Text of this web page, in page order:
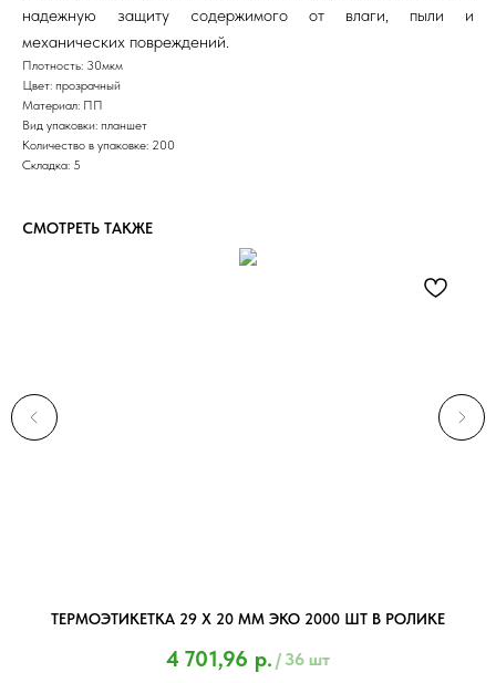
надежную защиту содержимого от влаги, пыли и
механических повреждений.
Плотность: 30мкм
Цвет: прозрачный
Материал: ПП
Вид упаковки: планшет
Количество в упаковке: 200
Складка: 5
СМОТРЕТЬ ТАКЖЕ
ТЕРМОЭТИКЕТКА 29 Х 20 ММ ЭКО 2000 ШТ В РОЛИКЕ
4 701,96 р. / 36 шт